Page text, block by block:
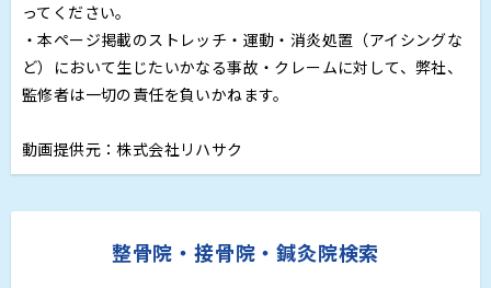
ってください。
・本ページ掲載のストレッチ・運動・消炎処置（アイシングな
ど）において生じたいかなる事故・クレームに対して、弊社、
監修者は一切の責任を負いかねます。
動画提供元：株式会社リハサク
整骨院・接骨院・鍼灸院検索